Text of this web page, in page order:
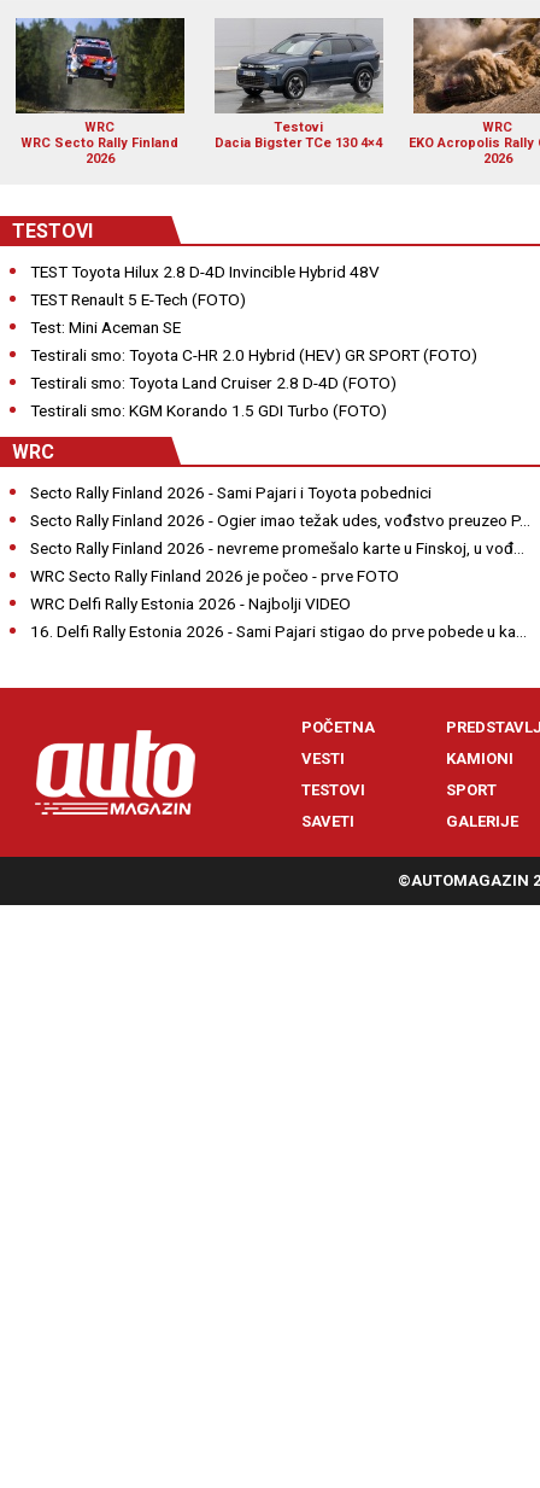
WRC
WRC Secto Rally Finland
2026
Testovi
Dacia Bigster TCe 130 4×4
WRC
EKO Acropolis Rally
2026
TESTOVI
TEST Toyota Hilux 2.8 D-4D Invincible Hybrid 48V
TEST Renault 5 E-Tech (FOTO)
Test: Mini Aceman SE
Testirali smo: Toyota C-HR 2.0 Hybrid (HEV) GR SPORT (FOTO)
Testirali smo: Toyota Land Cruiser 2.8 D-4D (FOTO)
Testirali smo: KGM Korando 1.5 GDI Turbo (FOTO)
WRC
Secto Rally Finland 2026 - Sami Pajari i Toyota pobednici
Secto Rally Finland 2026 - Ogier imao težak udes, vođstvo preuzeo P...
Secto Rally Finland 2026 - nevreme promešalo karte u Finskoj, u vođ...
WRC Secto Rally Finland 2026 je počeo - prve FOTO
WRC Delfi Rally Estonia 2026 - Najbolji VIDEO
16. Delfi Rally Estonia 2026 - Sami Pajari stigao do prve pobede u ka...
POČETNA
VESTI
TESTOVI
SAVETI
KAMIONI
SPORT
GALERIJE
©AUTOMAGAZIN